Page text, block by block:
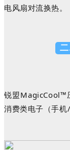
电风扇对流换热。
锐盟MagicCool™
消费类电子（手机